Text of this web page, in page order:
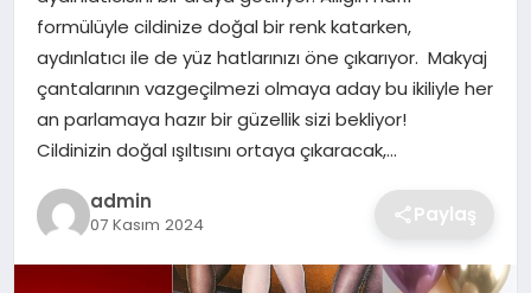
SPOR
TEKNOLOJI
YAŞAM
formülüyle cildinize doğal bir renk katarken,
aydınlatıcı ile de yüz hatlarınızı öne çıkarıyor. Makyaj
çantalarının vazgeçilmezi olmaya aday bu ikiliyle her
an parlamaya hazır bir güzellik sizi bekliyor!
Cildinizin doğal ışıltısını ortaya çıkaracak,…
admin
07 Kasım 2024 Paylaş